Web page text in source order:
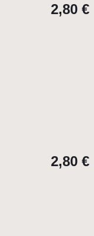
2,80 €
2,80 €